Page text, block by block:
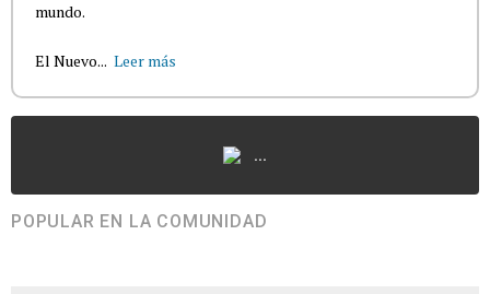
mundo.
El Nuevo... Leer más
...
POPULAR EN LA COMUNIDAD